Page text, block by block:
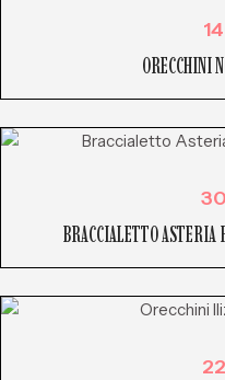
ORECCHINI
BRACCIALETTO